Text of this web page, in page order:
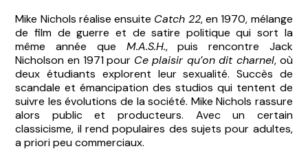
Mike Nichols réalise ensuite Catch 22, en 1970, mélange
de film de guerre et de satire politique qui sort la
même année que M.A.S.H., puis rencontre Jack
Nicholson en 1971 pour Ce plaisir qu’on dit charnel, où
deux étudiants explorent leur sexualité. Succès de
scandale et émancipation des studios qui tentent de
suivre les évolutions de la société. Mike Nichols rassure
alors public et producteurs. Avec un certain
classicisme, il rend populaires des sujets pour adultes,
a priori peu commerciaux.